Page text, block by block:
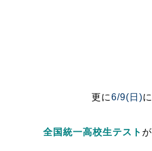
更に6/9(日)
全国統一高校生テスト